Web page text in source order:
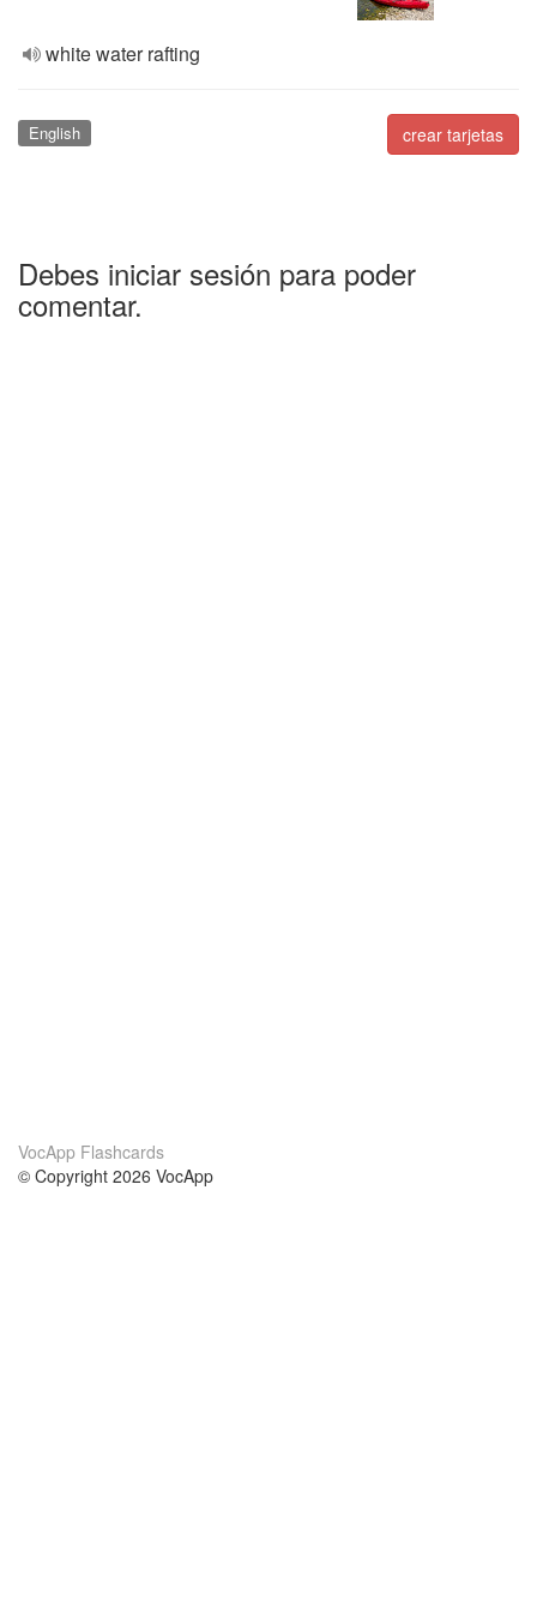
white water rafting
crear tarjetas
English
Debes iniciar sesión para poder
comentar.
VocApp Flashcards
© Copyright 2026 VocApp